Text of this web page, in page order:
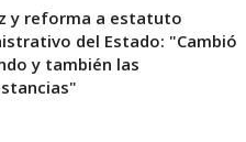
y reforma a estatuto
del Estado: "Cambió
y también las